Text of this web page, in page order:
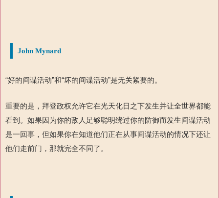
John Mynard
“好的间谍活动”和“坏的间谍活动”是无关紧要的。
重要的是，拜登政权允许它在光天化日之下发生并让全世界都能
看到。如果因为你的敌人足够聪明绕过你的防御而发生间谍活动
是一回事，但如果你在知道他们正在从事间谍活动的情况下还让
他们走前门，那就完全不同了。